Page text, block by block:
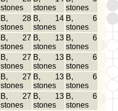
stones
stones
stones
B, 28
stones
B, 14
stones
B, 6
stones
B, 27
stones
B, 13
stones
B, 6
stones
B, 27
stones
B, 13
stones
B, 6
stones
B, 27
stones
B, 13
stones
B, 6
stones
B, 27
stones
B, 13
stones
B, 6
stones